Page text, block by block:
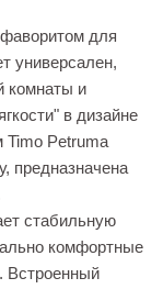
для
универсален,
комнаты и
в дизайне
Timo Petruma
предназначена
стабильную
комфортные
Встроенный